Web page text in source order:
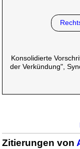
Konsolidierte
der Verkündung",
Zitierungen von